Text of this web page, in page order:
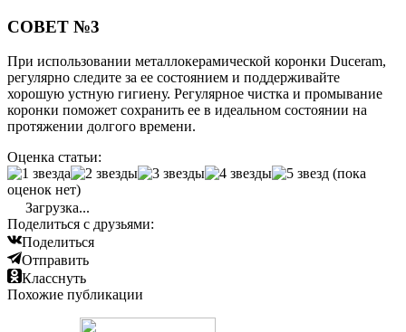
СОВЕТ №3
При использовании металлокерамической коронки Duceram,
регулярно следите за ее состоянием и поддерживайте
хорошую устную гигиену. Регулярное чистка и промывание
коронки поможет сохранить ее в идеальном состоянии на
протяжении долгого времени.
Оценка статьи:
(пока
оценок нет)
Загрузка...
Поделиться с друзьями:
Поделиться
Отправить
Класснуть
Похожие публикации